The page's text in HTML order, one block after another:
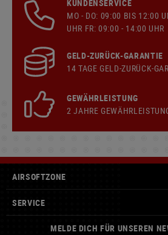
KUNDENSERVICE
MO - DO: 09:00 BIS 12:00
UHR FR: 09:00 - 14:00 UHR
GELD-ZURÜCK-GARANTIE
14 TAGE GELD-ZURÜCK-
GEWÄHRLEISTUNG
2 JAHRE
AIRSOFTZONE
SERVICE
MELDE DICH FÜR UNSEREN